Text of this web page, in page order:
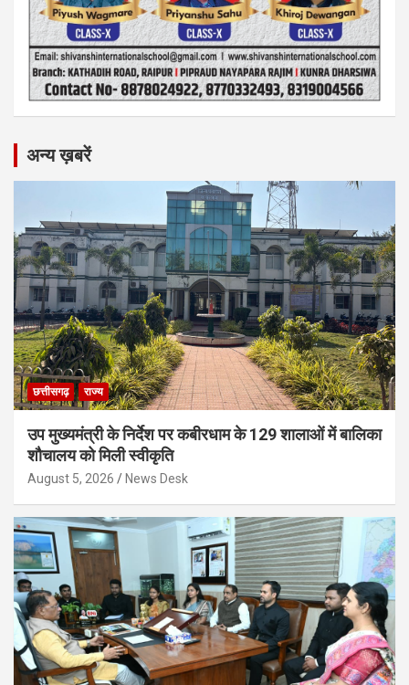
अन्य ख़बरें
छत्तीसगढ़ राज्य
उप मुख्यमंत्री के निर्देश पर कबीरधाम के 129 शालाओं में बालिका
शौचालय को मिली स्वीकृति
August 5, 2026 News Desk